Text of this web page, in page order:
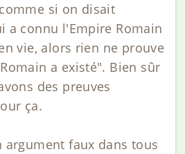
si on disait
a connu l'Empire Romain
vie, alors rien ne prouve
a existé". Bien sûr
des preuves
ça.
argument faux dans tous